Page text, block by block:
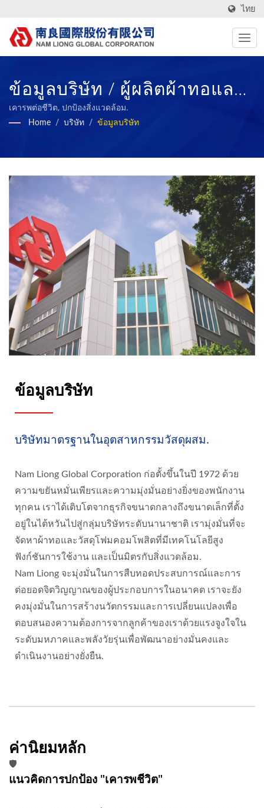
ไทย
ข้อมูลบริษัท / ผู้ผลิตผ้าทอและ
วัสดุคอมโพสิตโฟมระดับไฮเทค
ฟังก์ชันนัล และเป็นมิตรกับสิ่ง
แวดล้อมตั้งแต่ปี 2515 | Nam
Liong
เคารพต่อชีวิต, ปกป้องสิ่งแวดล้อม.
Home / บริษัท / ข้อมูลบริษัท
ข้อมูลบริษัท
บริษัทมาตรฐานในอุตสาหกรรมวัสดุผสม.
Nam Liong Global Corporation ก่อตั้งขึ้นในปี 1972 ด้วย
ความขยันหมั่นเพียรและความมุ่งมั่นอย่างยิ่งของพนักงาน
ทุกคน เราได้เติบโตจากธุรกิจขนาดกลางถึงขนาดเล็กที่ตั้ง
อยู่ในไต้หวันไปสู่กลุ่มบริษัทระดับนานาชาติ เรามุ่งมั่นที่จะ
จัดหาผ้าทอและวัสดุโฟมคอมโพสิตที่มีเทคโนโลยีสูง
ฟังก์ชันการใช้งาน และเป็นมิตรกับสิ่งแวดล้อม.
Nam Liong จะมุ่งมั่นในการสืบทอดประสบการณ์และการ
ต่อยอดจิตวิญญาณของผู้ประกอบการในอนาคต เราจะยัง
คงมุ่งมั่นในการสร้างนวัตกรรมและการเปลี่ยนแปลงเพื่อ
ตอบสนองความต้องการจากลูกค้าของเราด้วยแรงจูงใจใน
ระดับมหภาคและพลังวัยรุ่นเพื่อพัฒนาอย่างมั่นคงและ
ดำเนินงานอย่างยั่งยืน.
ค่านิยมหลัก
🛡️
แนวคิดการปกป้อง "เคารพชีวิต"